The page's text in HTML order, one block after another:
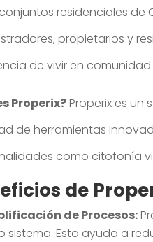
residenciales
propietarios y
de vivir en comunidad.
Properix?Properix es
de herramientas
como citofonía
de
de Procesos:
sistema. Esto ayuda a